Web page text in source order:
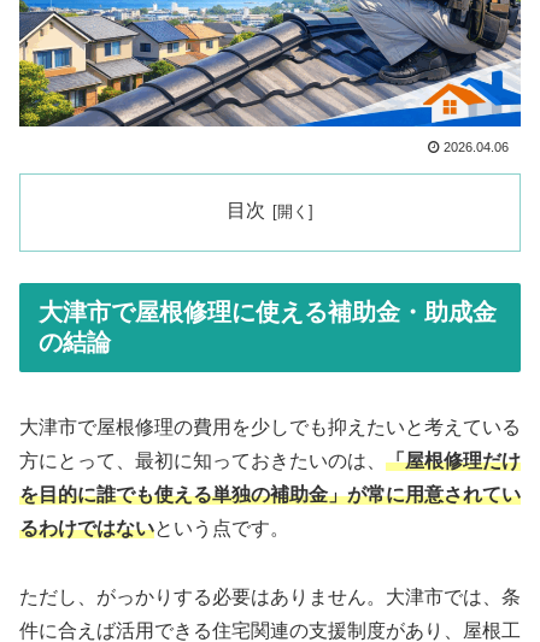
2026.04.06
目次
大津市で屋根修理に使える補助金・助成金
の結論
大津市で屋根修理の費用を少しでも抑えたいと考えている
方にとって、最初に知っておきたいのは、 「屋根修理だけ
を目的に誰でも使える単独の補助金」が常に用意されてい
るわけではないという点です。
ただし、がっかりする必要はありません。大津市では、条
件に合えば活用できる住宅関連の支援制度があり、屋根工